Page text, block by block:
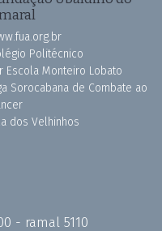
Politécnico
Escola Monteiro Lobato
Sorocabana de Combate ao
dos Velhinhos
- ramal 5110